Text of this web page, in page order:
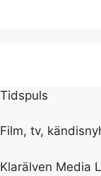
Tidspuls
Film, tv,
Klarälven Media